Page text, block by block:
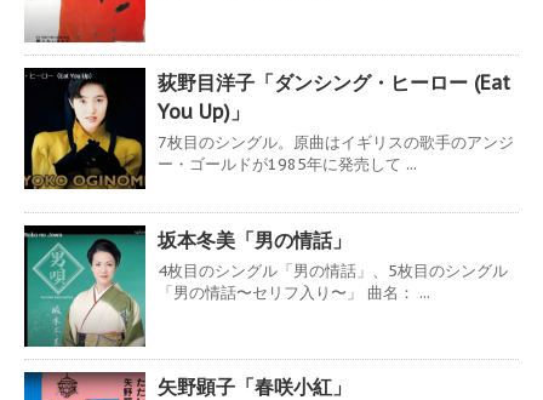
荻野目洋子「ダンシング・ヒーロー (Eat
You Up)」
7枚目のシングル。原曲はイギリスの歌手のアンジ
ー・ゴールドが1985年に発売して ...
坂本冬美「男の情話」
4枚目のシングル「男の情話」、5枚目のシングル
「男の情話〜セリフ入り〜」 曲名： ...
矢野顕子「春咲小紅」